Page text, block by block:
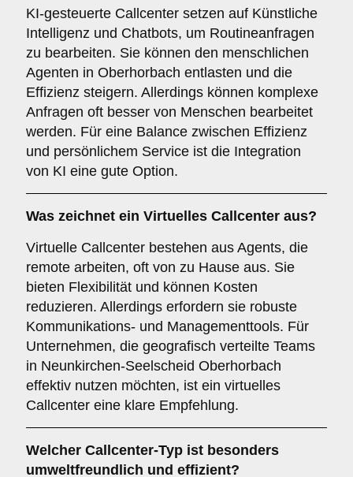
KI-gesteuerte Callcenter setzen auf Künstliche
Intelligenz und Chatbots, um Routineanfragen
zu bearbeiten. Sie können den menschlichen
Agenten in Oberhorbach entlasten und die
Effizienz steigern. Allerdings können komplexe
Anfragen oft besser von Menschen bearbeitet
werden. Für eine Balance zwischen Effizienz
und persönlichem Service ist die Integration
von KI eine gute Option.
Was zeichnet ein Virtuelles Callcenter aus?
Virtuelle Callcenter bestehen aus Agents, die
remote arbeiten, oft von zu Hause aus. Sie
bieten Flexibilität und können Kosten
reduzieren. Allerdings erfordern sie robuste
Kommunikations- und Managementtools. Für
Unternehmen, die geografisch verteilte Teams
in Neunkirchen-Seelscheid Oberhorbach
effektiv nutzen möchten, ist ein virtuelles
Callcenter eine klare Empfehlung.
Welcher Callcenter-Typ ist besonders
umweltfreundlich und effizient?